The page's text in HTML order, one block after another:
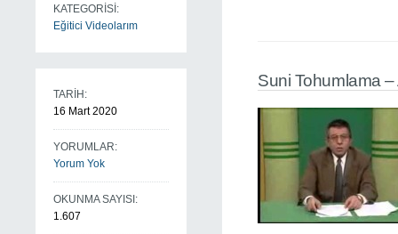
KATEGORİSİ:
Eğitici Videolarım
TARİH:
16 Mart 2020
YORUMLAR:
Yorum Yok
OKUNMA SAYISI:
1.607
Suni Tohumlama